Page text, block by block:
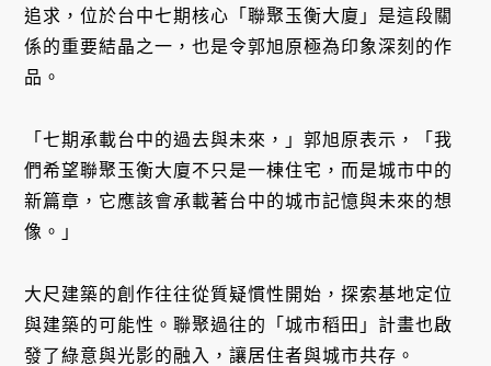
追求，位於台中七期核心「聯聚玉衡大廈」是這段關
係的重要結晶之一，也是令郭旭原極為印象深刻的作
品。
「七期承載台中的過去與未來，」郭旭原表示，「我
們希望聯聚玉衡大廈不只是一棟住宅，而是城市中的
新篇章，它應該會承載著台中的城市記憶與未來的想
像。」
大尺建築的創作往往從質疑慣性開始，探索基地定位
與建築的可能性。聯聚過往的「城市稻田」計畫也啟
發了綠意與光影的融入，讓居住者與城市共存。